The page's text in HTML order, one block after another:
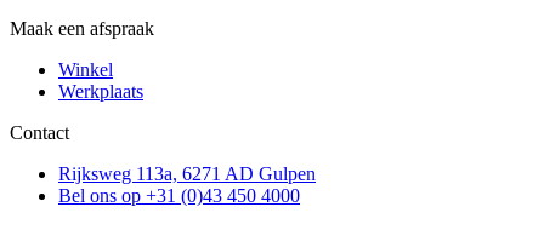
Maak een afspraak
Winkel
Werkplaats
Contact
Rijksweg 113a, 6271 AD Gulpen
Bel ons op +31 (0)43 450 4000